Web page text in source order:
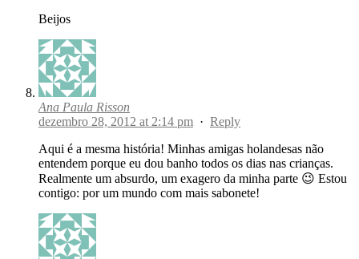
Beijos
Ana Paula Risson
dezembro 28, 2012 at 2:14 pm · Reply
Aqui é a mesma história! Minhas amigas holandesas não
entendem porque eu dou banho todos os dias nas crianças.
Realmente um absurdo, um exagero da minha parte 😉 Estou
contigo: por um mundo com mais sabonete!